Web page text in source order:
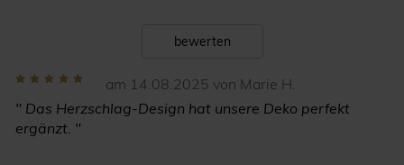
bewerten
am 14.08.2025 von Marie H.
" Das Herzschlag-Design hat unsere Deko perfekt
ergänzt. "